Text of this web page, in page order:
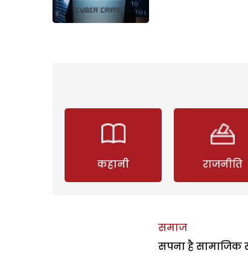
कहानी राजनीति
समाज
सपना है सामाजिक